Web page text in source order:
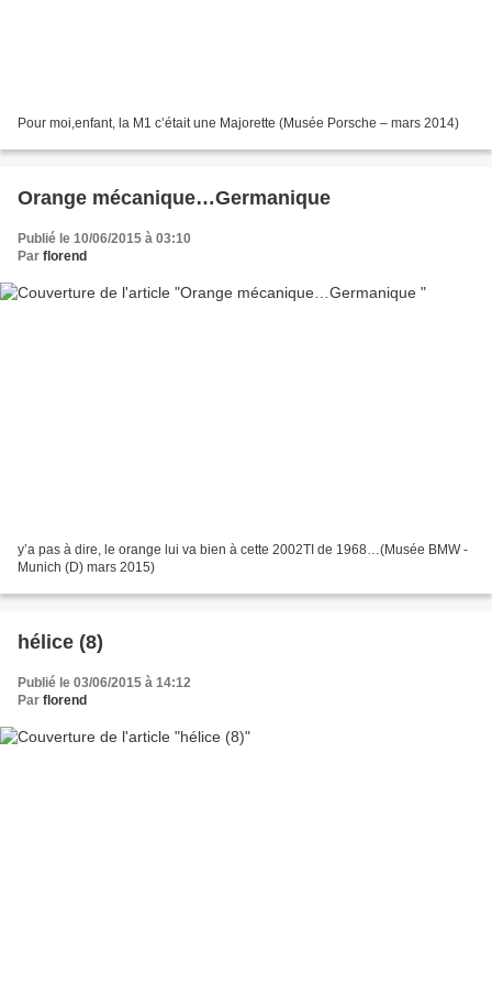
Pour moi,enfant, la M1 c’était une Majorette (Musée Porsche – mars 2014)
Orange mécanique…Germanique
Publié le 10/06/2015 à 03:10
Par florend
y’a pas à dire, le orange lui va bien à cette 2002TI de 1968…(Musée BMW -
Munich (D) mars 2015)
hélice (8)
Publié le 03/06/2015 à 14:12
Par florend